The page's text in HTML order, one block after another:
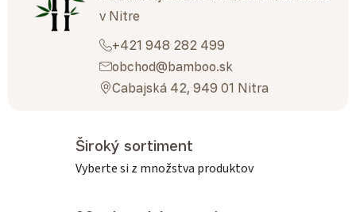
v Nitre
+421 948 282 499
obchod@bamboo.sk
Cabajská 42, 949 01 Nitra
Široký sortiment
Vyberte si z množstva produktov